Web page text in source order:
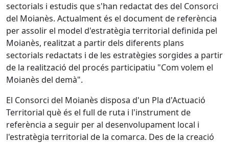
sectorials i estudis que s'han redactat des del Consorci
del Moianès. Actualment és el document de referència
per assolir el model d'estratègia territorial definida pel
Moianès, realitzat a partir dels diferents plans
sectorials redactats i de les estratègies sorgides a partir
de la realització del procés participatiu "Com volem el
Moianès del demà".
El Consorci del Moianès disposa d'un Pla d'Actuació
Territorial què és el full de ruta i l'instrument de
referència a seguir per al desenvolupament local i
l'estratègia territorial de la comarca. Des de la creació